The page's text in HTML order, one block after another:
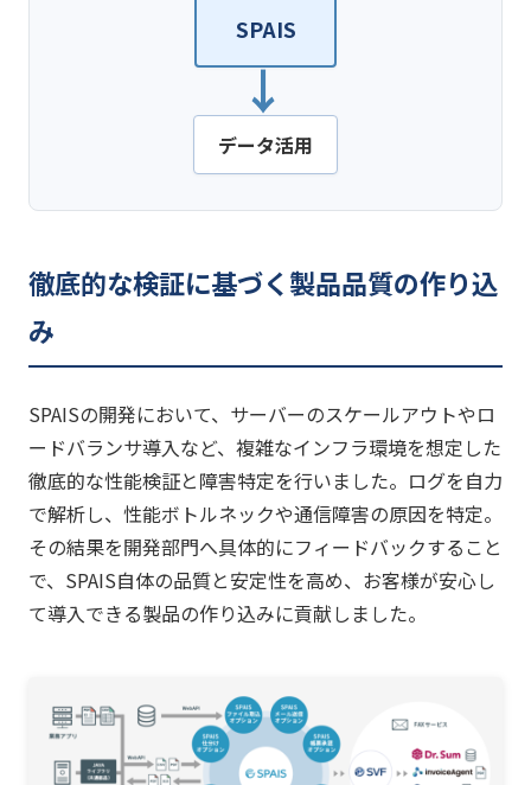
SPAIS
→
データ活用
徹底的な検証に基づく製品品質の作り込
み
SPAISの開発において、サーバーのスケールアウトやロ
ードバランサ導入など、複雑なインフラ環境を想定した
徹底的な性能検証と障害特定を行いました。ログを自力
で解析し、性能ボトルネックや通信障害の原因を特定。
その結果を開発部門へ具体的にフィードバックすること
で、SPAIS自体の品質と安定性を高め、お客様が安心し
て導入できる製品の作り込みに貢献しました。